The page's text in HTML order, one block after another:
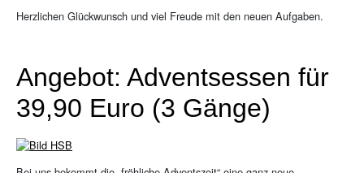
Herzlichen Glückwunsch und viel Freude mit den neuen Aufgaben.
Angebot: Adventsessen für
39,90 Euro (3 Gänge)